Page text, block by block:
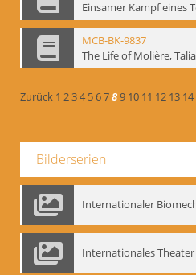
MCB-BK-9837
Zurück 1 234 56789 10 11 12 13 14
Bilderserien